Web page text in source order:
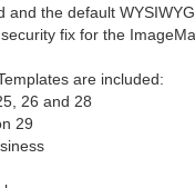
and the default
fix for the
are included:
26 and 28
29